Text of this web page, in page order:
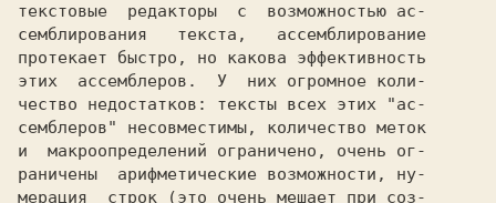
текстовые  редакторы  с  возможностью ас-
семблирования   текста,   ассемблирование
протекает быстро, но какова эффективность
этих  ассемблеров.  У  них огромное коли-
чество недостатков: тексты всех этих "ас-
семблеров" несовместимы, количество меток
и  макроопределений ограничено, очень ог-
раничены  арифметические возможности, ну-
мерация  строк (это очень мешает при соз-